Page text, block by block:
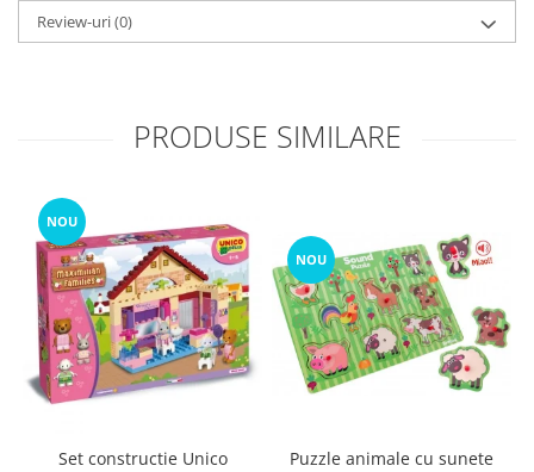
Review-uri(0)
PRODUSE SIMILARE
NOU
Set constructie Unico
NOU
Puzzle animale cu sunete